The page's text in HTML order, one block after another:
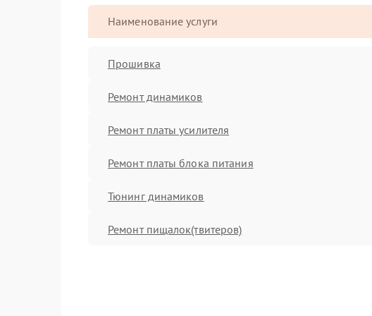
Наименование услуги
Прошивка
Ремонт динамиков
Ремонт платы усилителя
Ремонт платы блока питания
Тюнинг динамиков
Ремонт пищалок(твитеров)